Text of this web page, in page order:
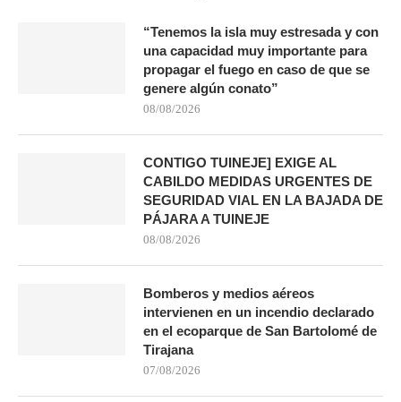
“Tenemos la isla muy estresada y con
una capacidad muy importante para
propagar el fuego en caso de que se
genere algún conato”
08/08/2026
CONTIGO TUINEJE] EXIGE AL
CABILDO MEDIDAS URGENTES DE
SEGURIDAD VIAL EN LA BAJADA DE
PÁJARA A TUINEJE
08/08/2026
Bomberos y medios aéreos
intervienen en un incendio declarado
en el ecoparque de San Bartolomé de
Tirajana
07/08/2026